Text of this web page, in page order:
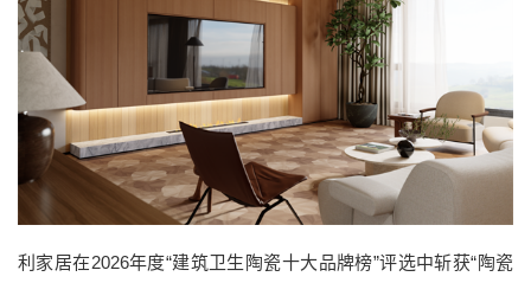
利家居在2026年度“建筑卫生陶瓷十大品牌榜”评选中斩获“陶瓷